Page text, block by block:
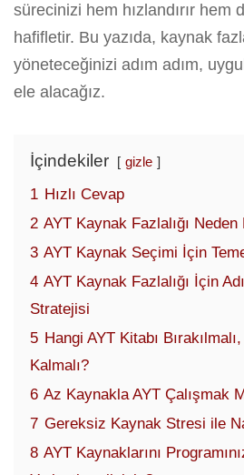
sürecinizi hem hızlandırır hem
hafifletir. Bu yazıda, kaynak
yöneteceğinizi adım adım,
ele alacağız.
İçindekiler gizle
1 Hızlı Cevap
2 AYT Kaynak Fazlalığı
3 AYT Kaynak Seçimi İçin
4 AYT Kaynak Fazlalığı İçin
Stratejisi
5 Hangi AYT Kitabı
Kalmalı?
6 Az Kaynakla AYT Çalışmak
7 Gereksiz Kaynak Stresi ile
8 AYT Kaynaklarını